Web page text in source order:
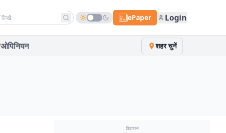
news ePaper Login
ओपिनियन शहर चुनें
विज्ञापन